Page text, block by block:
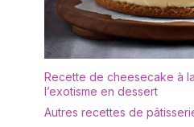
Recette de cheesecake à
l’exotisme en dessert
Autres recettes de